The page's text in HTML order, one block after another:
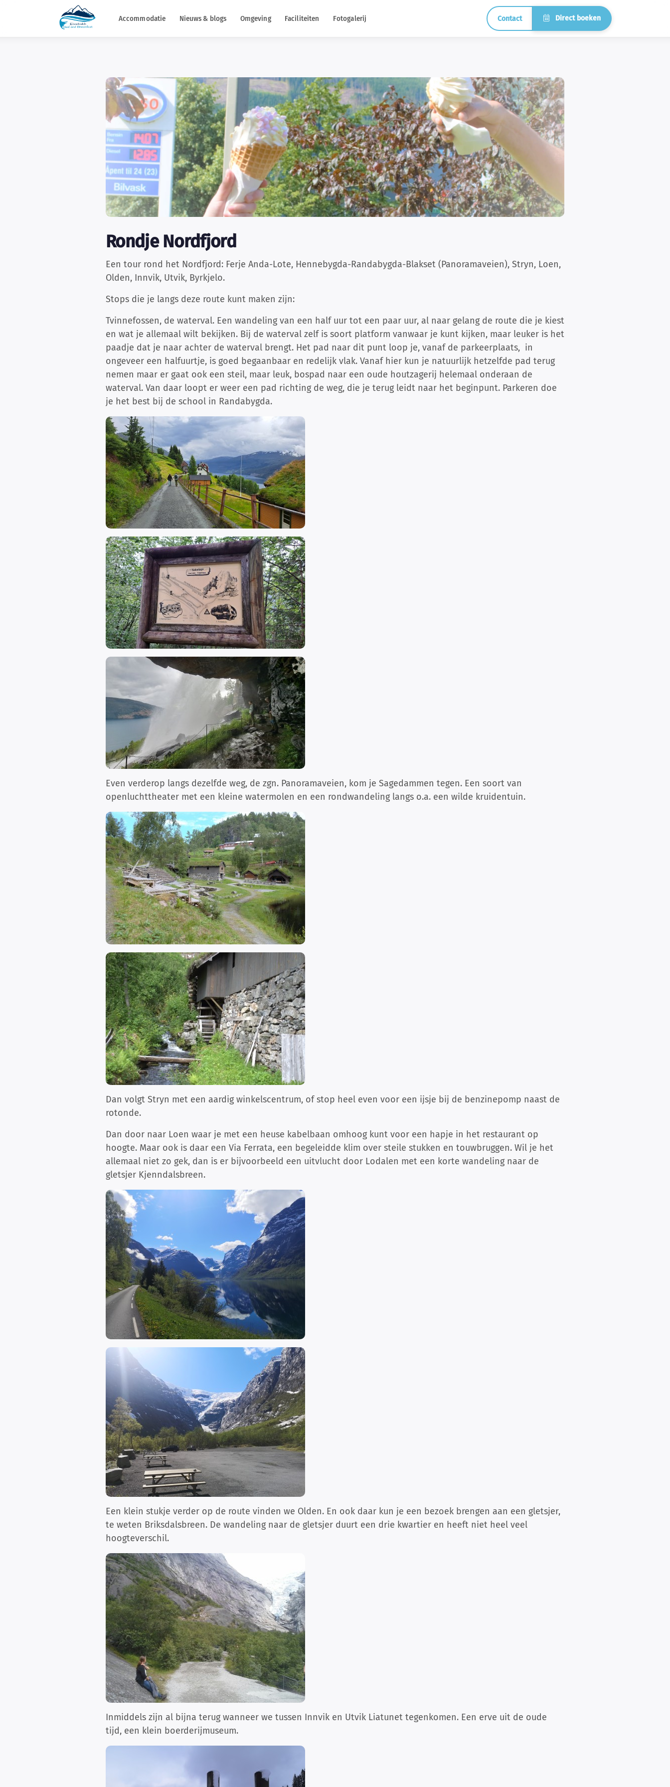
Accommodatie Nieuws & blogs Omgeving Faciliteiten Fotogalerij Contact Direct boeken
Rondje Nordfjord
Een tour rond het Nordfjord: Ferje Anda-Lote, Hennebygda-Randabygda-Blakset (Panoramaveien), Stryn, Loen,
Olden, Innvik, Utvik, Byrkjelo.
Stops die je langs deze route kunt maken zijn:
Tvinnefossen, de waterval. Een wandeling van een half uur tot een paar uur, al naar gelang de route die je kiest
en wat je allemaal wilt bekijken. Bij de waterval zelf is soort platform vanwaar je kunt kijken, maar leuker is het
paadje dat je naar achter de waterval brengt. Het pad naar dit punt loop je, vanaf de parkeerplaats, in
ongeveer een halfuurtje, is goed begaanbaar en redelijk vlak. Vanaf hier kun je natuurlijk hetzelfde pad terug
nemen maar er gaat ook een steil, maar leuk, bospad naar een oude houtzagerij helemaal onderaan de
waterval. Van daar loopt er weer een pad richting de weg, die je terug leidt naar het beginpunt. Parkeren doe
je het best bij de school in Randabygda.
Even verderop langs dezelfde weg, de zgn. Panoramaveien, kom je Sagedammen tegen. Een soort van
openluchttheater met een kleine watermolen en een rondwandeling langs o.a. een wilde kruidentuin.
Dan volgt Stryn met een aardig winkelscentrum, of stop heel even voor een ijsje bij de benzinepomp naast de
rotonde.
Dan door naar Loen waar je met een heuse kabelbaan omhoog kunt voor een hapje in het restaurant op
hoogte. Maar ook is daar een Via Ferrata, een begeleidde klim over steile stukken en touwbruggen. Wil je het
allemaal niet zo gek, dan is er bijvoorbeeld een uitvlucht door Lodalen met een korte wandeling naar de
gletsjer Kjenndalsbreen.
Een klein stukje verder op de route vinden we Olden. En ook daar kun je een bezoek brengen aan een gletsjer,
te weten Briksdalsbreen. De wandeling naar de gletsjer duurt een drie kwartier en heeft niet heel veel
hoogteverschil.
Inmiddels zijn al bijna terug wanneer we tussen Innvik en Utvik Liatunet tegenkomen. Een erve uit de oude
tijd, een klein boerderijmuseum.